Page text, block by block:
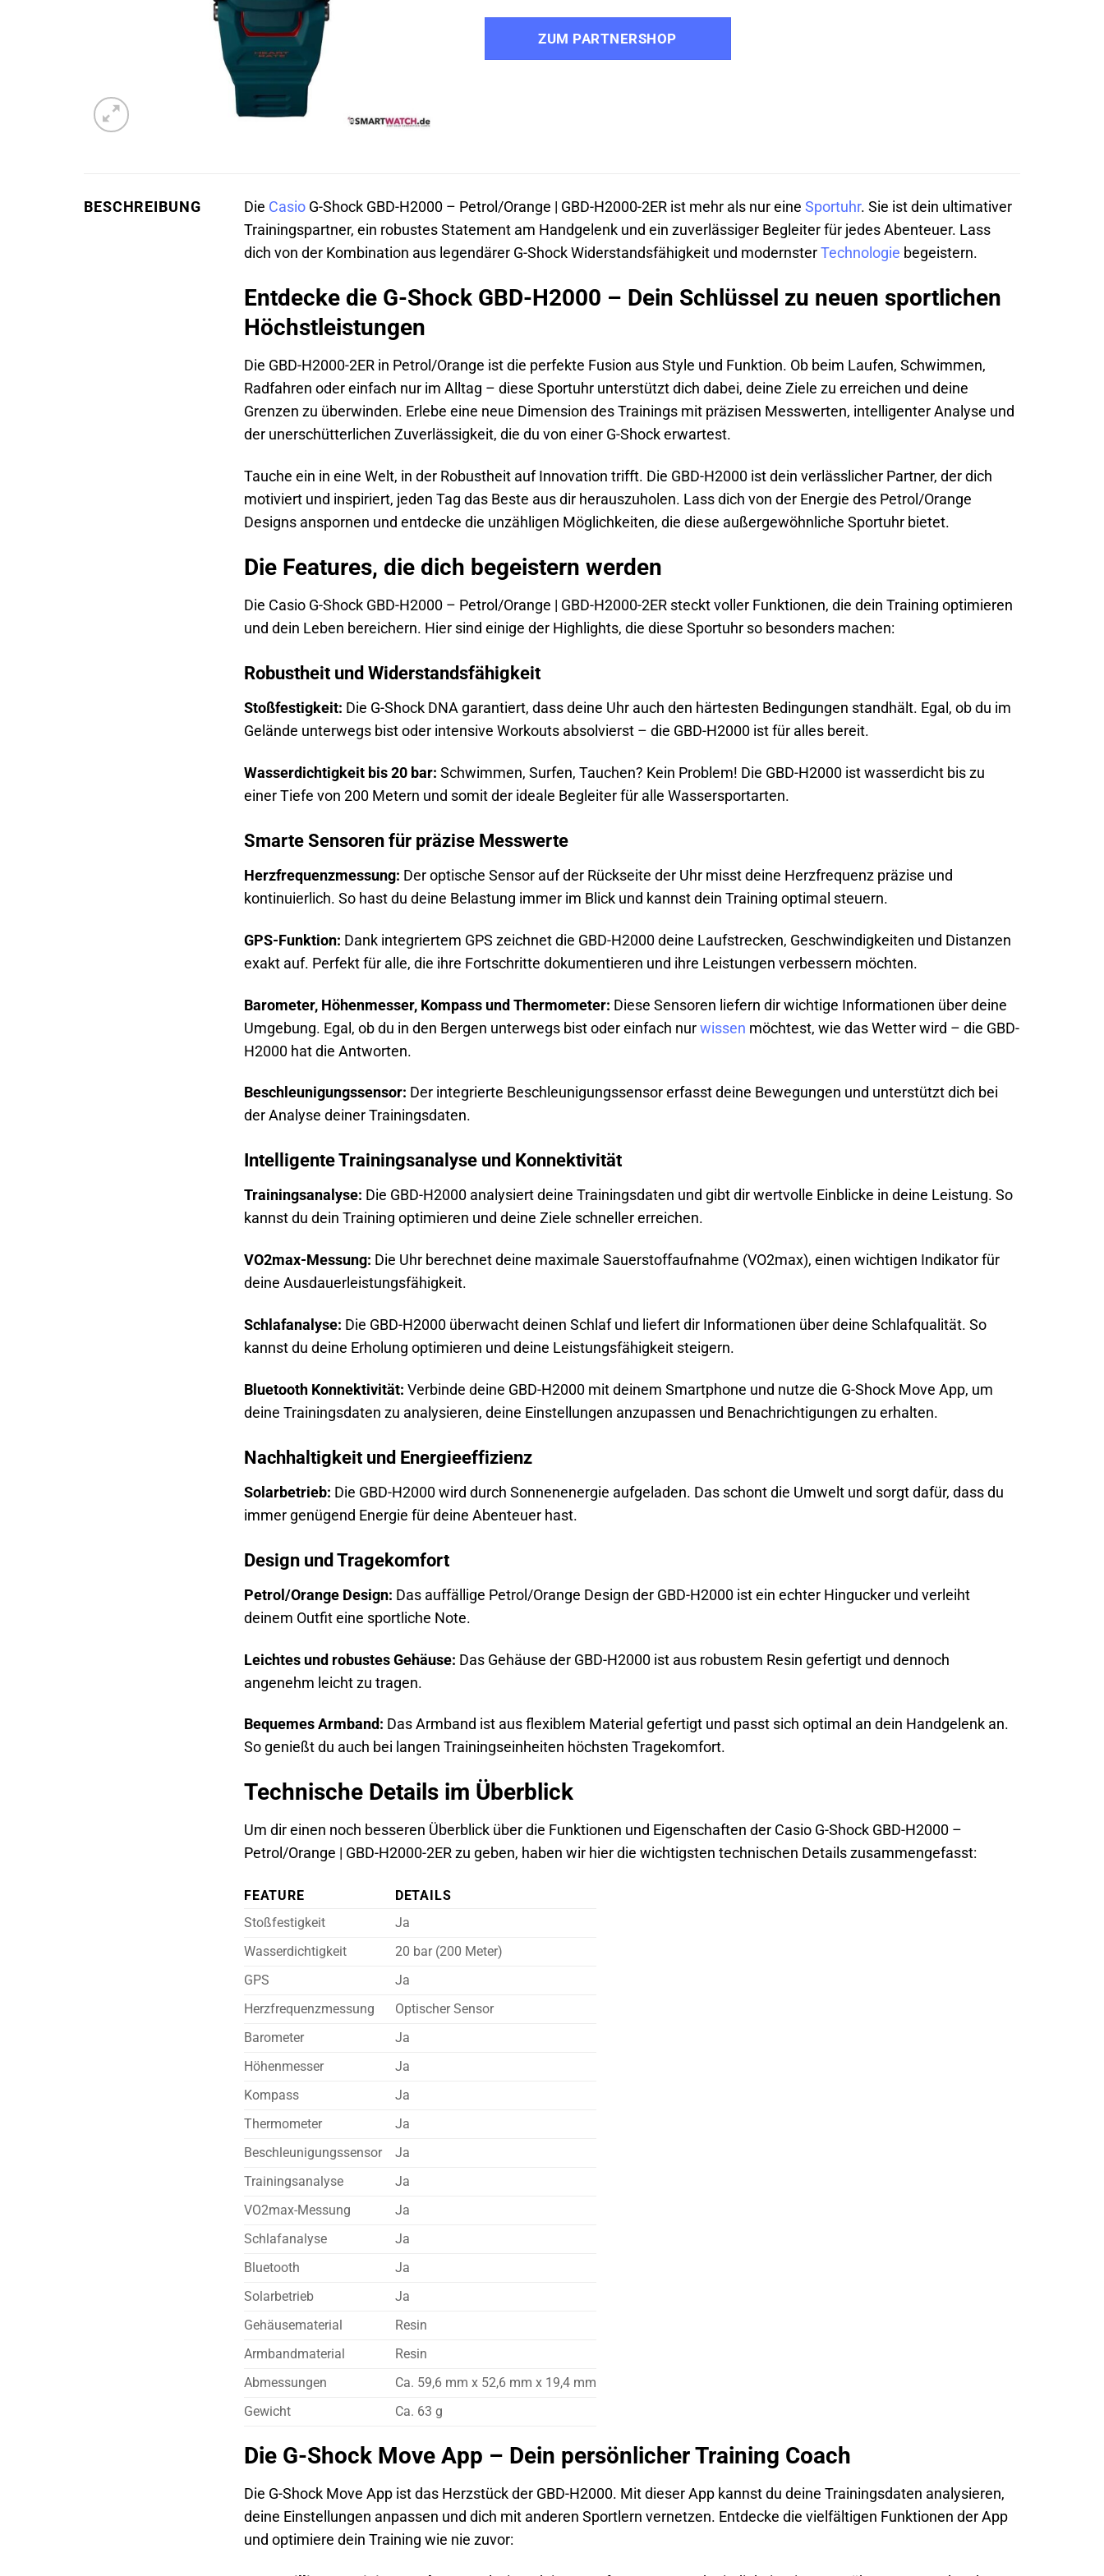
ZUM PARTNERSHOP
BESCHREIBUNG Die Casio G-Shock GBD-H2000 – Petrol/Orange | GBD-H2000-2ER ist mehr als nur eine Sportuhr. Sie ist dein ultimativer
Trainingspartner, ein robustes Statement am Handgelenk und ein zuverlässiger Begleiter für jedes Abenteuer. Lass
dich von der Kombination aus legendärer G-Shock Widerstandsfähigkeit und modernster Technologie begeistern.
Entdecke die G-Shock GBD-H2000 – Dein Schlüssel zu neuen sportlichen
Höchstleistungen
Die GBD-H2000-2ER in Petrol/Orange ist die perfekte Fusion aus Style und Funktion. Ob beim Laufen, Schwimmen,
Radfahren oder einfach nur im Alltag – diese Sportuhr unterstützt dich dabei, deine Ziele zu erreichen und deine
Grenzen zu überwinden. Erlebe eine neue Dimension des Trainings mit präzisen Messwerten, intelligenter Analyse und
der unerschütterlichen Zuverlässigkeit, die du von einer G-Shock erwartest.
Tauche ein in eine Welt, in der Robustheit auf Innovation trifft. Die GBD-H2000 ist dein verlässlicher Partner, der dich
motiviert und inspiriert, jeden Tag das Beste aus dir herauszuholen. Lass dich von der Energie des Petrol/Orange
Designs anspornen und entdecke die unzähligen Möglichkeiten, die diese außergewöhnliche Sportuhr bietet.
Die Features, die dich begeistern werden
Die Casio G-Shock GBD-H2000 – Petrol/Orange | GBD-H2000-2ER steckt voller Funktionen, die dein Training optimieren
und dein Leben bereichern. Hier sind einige der Highlights, die diese Sportuhr so besonders machen:
Robustheit und Widerstandsfähigkeit
Stoßfestigkeit: Die G-Shock DNA garantiert, dass deine Uhr auch den härtesten Bedingungen standhält. Egal, ob du im
Gelände unterwegs bist oder intensive Workouts absolvierst – die GBD-H2000 ist für alles bereit.
Wasserdichtigkeit bis 20 bar: Schwimmen, Surfen, Tauchen? Kein Problem! Die GBD-H2000 ist wasserdicht bis zu
einer Tiefe von 200 Metern und somit der ideale Begleiter für alle Wassersportarten.
Smarte Sensoren für präzise Messwerte
Herzfrequenzmessung: Der optische Sensor auf der Rückseite der Uhr misst deine Herzfrequenz präzise und
kontinuierlich. So hast du deine Belastung immer im Blick und kannst dein Training optimal steuern.
GPS-Funktion: Dank integriertem GPS zeichnet die GBD-H2000 deine Laufstrecken, Geschwindigkeiten und Distanzen
exakt auf. Perfekt für alle, die ihre Fortschritte dokumentieren und ihre Leistungen verbessern möchten.
Barometer, Höhenmesser, Kompass und Thermometer: Diese Sensoren liefern dir wichtige Informationen über deine
Umgebung. Egal, ob du in den Bergen unterwegs bist oder einfach nur wissen möchtest, wie das Wetter wird – die GBD-
H2000 hat die Antworten.
Beschleunigungssensor: Der integrierte Beschleunigungssensor erfasst deine Bewegungen und unterstützt dich bei
der Analyse deiner Trainingsdaten.
Intelligente Trainingsanalyse und Konnektivität
Trainingsanalyse: Die GBD-H2000 analysiert deine Trainingsdaten und gibt dir wertvolle Einblicke in deine Leistung. So
kannst du dein Training optimieren und deine Ziele schneller erreichen.
VO2max-Messung: Die Uhr berechnet deine maximale Sauerstoffaufnahme (VO2max), einen wichtigen Indikator für
deine Ausdauerleistungsfähigkeit.
Schlafanalyse: Die GBD-H2000 überwacht deinen Schlaf und liefert dir Informationen über deine Schlafqualität. So
kannst du deine Erholung optimieren und deine Leistungsfähigkeit steigern.
Bluetooth Konnektivität: Verbinde deine GBD-H2000 mit deinem Smartphone und nutze die G-Shock Move App, um
deine Trainingsdaten zu analysieren, deine Einstellungen anzupassen und Benachrichtigungen zu erhalten.
Nachhaltigkeit und Energieeffizienz
Solarbetrieb: Die GBD-H2000 wird durch Sonnenenergie aufgeladen. Das schont die Umwelt und sorgt dafür, dass du
immer genügend Energie für deine Abenteuer hast.
Design und Tragekomfort
Petrol/Orange Design: Das auffällige Petrol/Orange Design der GBD-H2000 ist ein echter Hingucker und verleiht
deinem Outfit eine sportliche Note.
Leichtes und robustes Gehäuse: Das Gehäuse der GBD-H2000 ist aus robustem Resin gefertigt und dennoch
angenehm leicht zu tragen.
Bequemes Armband: Das Armband ist aus flexiblem Material gefertigt und passt sich optimal an dein Handgelenk an.
So genießt du auch bei langen Trainingseinheiten höchsten Tragekomfort.
Technische Details im Überblick
Um dir einen noch besseren Überblick über die Funktionen und Eigenschaften der Casio G-Shock GBD-H2000 –
Petrol/Orange | GBD-H2000-2ER zu geben, haben wir hier die wichtigsten technischen Details zusammengefasst:
FEATURE
DETAILS
Stoßfestigkeit
Ja
Wasserdichtigkeit
20 bar (200 Meter)
GPS
Ja
Herzfrequenzmessung
Optischer Sensor
Barometer
Ja
Höhenmesser
Ja
Kompass
Ja
Thermometer
Ja
Beschleunigungssensor
Ja
Trainingsanalyse
Ja
VO2max-Messung
Ja
Schlafanalyse
Ja
Bluetooth
Ja
Solarbetrieb
Ja
Gehäusematerial
Resin
Armbandmaterial
Resin
Abmessungen
Ca. 59,6 mm x 52,6 mm x 19,4 mm
Gewicht
Ca. 63 g
Die G-Shock Move App – Dein persönlicher Training Coach
Die G-Shock Move App ist das Herzstück der GBD-H2000. Mit dieser App kannst du deine Trainingsdaten analysieren,
deine Einstellungen anpassen und dich mit anderen Sportlern vernetzen. Entdecke die vielfältigen Funktionen der App
und optimiere dein Training wie nie zuvor: